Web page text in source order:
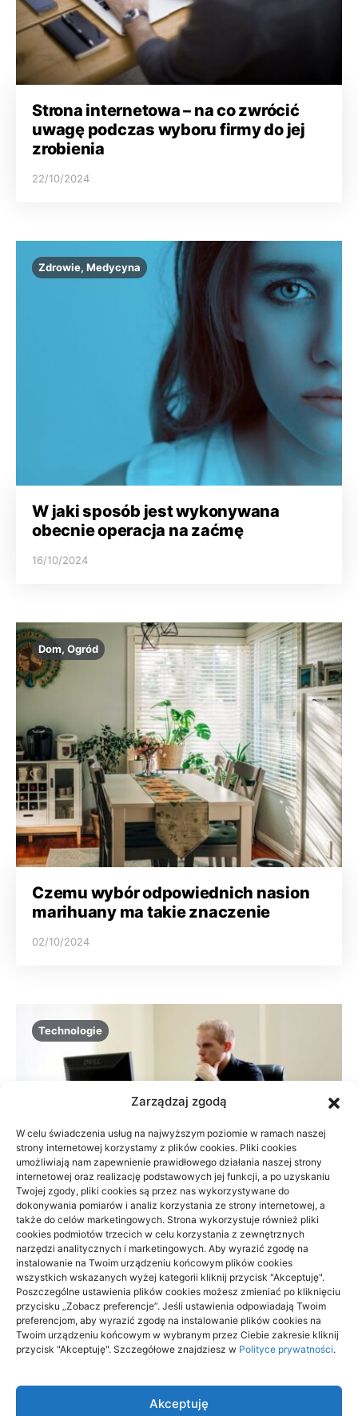
Zarządzaj zgodą
W celu świadczenia usług na najwyższym poziomie w ramach naszej
strony internetowej korzystamy z plików cookies. Pliki cookies
umożliwiają nam zapewnienie prawidłowego działania naszej strony
internetowej oraz realizację podstawowych jej funkcji, a po uzyskaniu
Twojej zgody, pliki cookies są przez nas wykorzystywane do
dokonywania pomiarów i analiz korzystania ze strony internetowej, a
także do celów marketingowych. Strona wykorzystuje również pliki
cookies podmiotów trzecich w celu korzystania z zewnętrznych
narzędzi analitycznych i marketingowych. Aby wyrazić zgodę na
instalowanie na Twoim urządzeniu końcowym plików cookies
wszystkich wskazanych wyżej kategorii kliknij przycisk "Akceptuję".
Poszczególne ustawienia plików cookies możesz zmieniać po kliknięciu
przycisku „Zobacz preferencje”. Jeśli ustawienia odpowiadają Twoim
preferencjom, aby wyrazić zgodę na instalowanie plików cookies na
Twoim urządzeniu końcowym w wybranym przez Ciebie zakresie kliknij
przycisk "Akceptuję". Szczegółowe znajdziesz w Polityce prywatności.
Akceptuję
Strona internetowa – na co zwrócić
uwagę podczas wyboru firmy do jej
zrobienia
22/10/2024
Zdrowie, Medycyna
W jaki sposób jest wykonywana
obecnie operacja na zaćmę
16/10/2024
Dom, Ogród
Czemu wybór odpowiednich nasion
marihuany ma takie znaczenie
02/10/2024
Technologie
Dlaczego reklamowe flagi dobrze się
sprawdzają w promowaniu firmy
24/09/2024